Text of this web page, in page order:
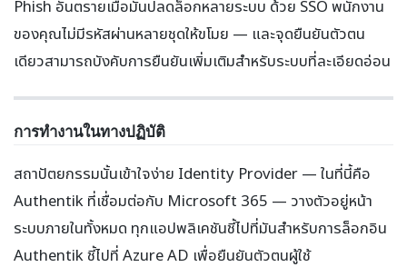
Phish อันตรายเมื่อมันปลดล็อกหลายระบบ ด้วย SSO พนักงาน
ของคุณไม่มีรหัสผ่านหลายชุดให้ขโมย — และจุดยืนยันตัวตน
เดียวสามารถบังคับการยืนยันเพิ่มเติมสำหรับระบบที่ละเอียดอ่อน
การทำงานในทางปฏิบัติ
สถาปัตยกรรมนั้นเข้าใจง่าย Identity Provider — ในที่นี้คือ
Authentik ที่เชื่อมต่อกับ Microsoft 365 — วางตัวอยู่หน้า
ระบบภายในทั้งหมด ทุกแอปพลิเคชันชี้ไปที่มันสำหรับการล็อกอิน
Authentik ชี้ไปที่ Azure AD เพื่อยืนยันตัวตนผู้ใช้